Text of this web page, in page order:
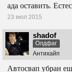
ада оставить.
23 июл 2015
shadof
Олдфаг
Антихайп
Автосвап убран